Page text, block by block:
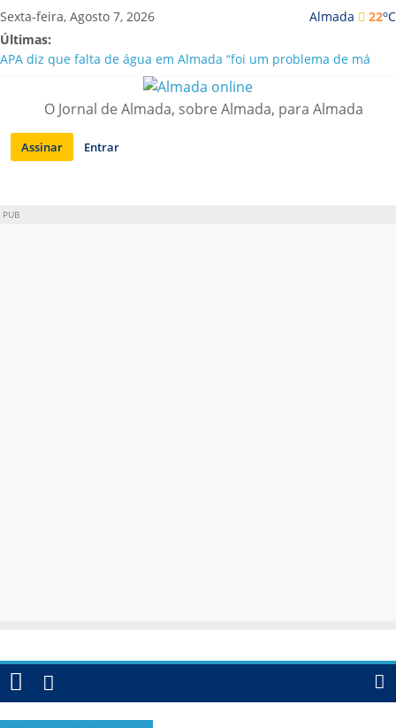
Saltar
para
conteúdo
Almada 22oC
Sexta-feira, Agosto 7, 2026
Últimas:
APA diz que falta de água em Almada “foi um problema de má
Laranjeiro | Cultura pop asiática invade a Casa Amarela
Ponte 25 de Abril celebra 60 anos com programa cultural entre
Lisboa e Almada
Situação de alerta em Almada renovada até final de Agosto
O Jornal de Almada, sobre Almada, para Almada
Assinar Entrar
PUB